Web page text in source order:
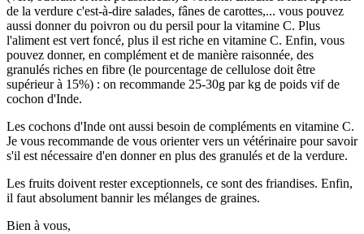
de la verdure c'est-à-dire salades, fânes de carottes,... vous pouvez
aussi donner du poivron ou du persil pour la vitamine C. Plus
l'aliment est vert foncé, plus il est riche en vitamine C. Enfin, vous
pouvez donner, en complément et de manière raisonnée, des
granulés riches en fibre (le pourcentage de cellulose doit être
supérieur à 15%) : on recommande 25-30g par kg de poids vif de
cochon d'Inde.
Les cochons d'Inde ont aussi besoin de compléments en vitamine C.
Je vous recommande de vous orienter vers un vétérinaire pour savoir
s'il est nécessaire d'en donner en plus des granulés et de la verdure.
Les fruits doivent rester exceptionnels, ce sont des friandises. Enfin,
il faut absolument bannir les mélanges de graines.
Bien à vous,